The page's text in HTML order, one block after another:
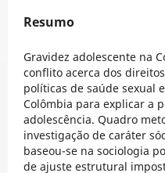
Resumo
Gravidez adolescente na
conflito acerca dos
políticas de saúde sexual
Colômbia para explicar a
adolescência. Quadro
investigação de caráter
baseou-se na sociologia
de ajuste estrutural